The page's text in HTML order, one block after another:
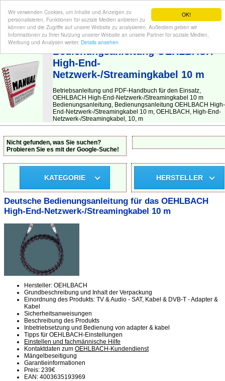
OK!
Wir verwenden Cookies, um Inhalte und Anzeigen zu
personalisieren, Funktionen für soziale Medien anbieten zu
können und die Zugriffe auf unsere Website zu analysieren. Außerdem geben wir
Informationen zu Ihrer Nutzung unserer Website an unsere Partner für soziale Medien,
Werbung und Analysen weiter. Details ansehen
BEDIENUNGSANLEITUNG| Hier finden Sie die deutsche Anleitung!
Bedienungsanleitung OEHLBACH
High-End-
Netzwerk-/Streamingkabel 10 m
Betriebsanleitung und PDF-Handbuch für den Einsatz,
OEHLBACH High-End-Netzwerk-/Streamingkabel 10 m
Bedienungsanleitung, Bedienungsanleitung OEHLBACH High-
End-Netzwerk-/Streamingkabel 10 m, OEHLBACH, High-End-
Netzwerk-/Streamingkabel, 10, m
Nicht gefunden, was Sie suchen?
Probieren Sie es mit der Google-Suche!
KATEGORIE HERSTELLER
Deutsche Bedienungsanleitung für das OEHLBACH
High-End-Netzwerk-/Streamingkabel 10 m
Hersteller: OEHLBACH
Grundbeschreibung und Inhalt der Verpackung
Einordnung des Produkts: TV & Audio - SAT, Kabel & DVB-T - Adapter &
Kabel
Sicherheitsanweisungen
Beschreibung des Produkts
Inbetriebsetzung und Bedienung von adapter & kabel
Tipps für OEHLBACH-Einstellungen
Einstellen und fachmännische Hilfe
Kontaktdaten zum OEHLBACH-Kundendienst
Mängelbeseitigung
Garantieinformationen
Preis: 239€
EAN: 4003635193969